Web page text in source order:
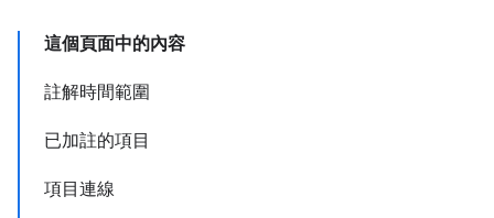
這個頁面中的內容
註解時間範圍
已加註的項目
項目連線